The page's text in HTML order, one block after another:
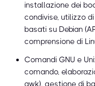
installazione dei
condivise, utilizzo
basati su Debian
comprensione di
Comandi GNU e
comando,
awk), gestione di